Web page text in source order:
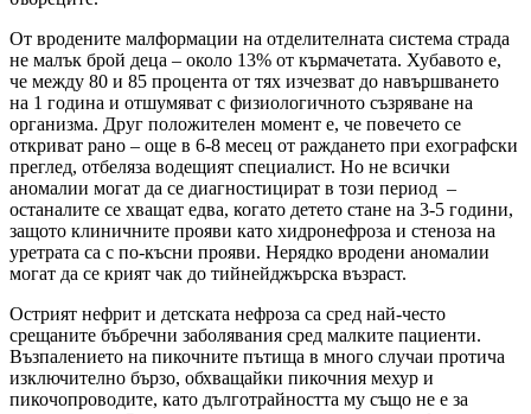
От вродените малформации на отделителната система страда
не малък брой деца – около 13% от кърмачетата. Хубавото е,
че между 80 и 85 процента от тях изчезват до навършването
на 1 година и отшумяват с физиологичното съзряване на
организма. Друг положителен момент е, че повечето се
откриват рано – още в 6-8 месец от раждането при ехографски
преглед, отбеляза водещият специалист. Но не всички
аномалии могат да се диагностицират в този период –
останалите се хващат едва, когато детето стане на 3-5 години,
защото клиничните прояви като хидронефроза и стеноза на
уретрата са с по-късни прояви. Нерядко вродени аномалии
могат да се крият чак до тийнейджърска възраст.
Острият нефрит и детската нефроза са сред най-често
срещаните бъбречни заболявания сред малките пациенти.
Възпалението на пикочните пътища в много случаи протича
изключително бързо, обхващайки пикочния мехур и
пикочопроводите, като дълготрайността му също не е за